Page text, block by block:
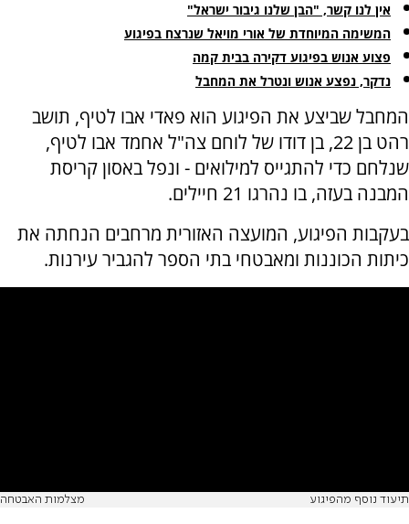
אין לנו קשר, "הבן שלנו גיבור ישראל"
המשימה המיוחדת של אורי מויאל שנרצח בפיגוע
פצוע אנוש בפיגוע דקירה בבית קמה
נדקר, נפצע אנוש ונטרל את המחבל
המחבל שביצע את הפיגוע הוא פאדי אבו לטיף, תושב
רהט בן 22, בן דודו של לוחם צה"ל אחמד אבו לטיף,
שנלחם כדי להתגייס למילואים - ונפל באסון קריסת
המבנה בעזה, בו נהרגו 21 חיילים.
בעקבות הפיגוע, המועצה האזורית מרחבים הנחתה את
כיתות הכוננות ומאבטחי בתי הספר להגביר עירנות.
תיעוד נוסף מהפיגוע מצלמות האבטחה